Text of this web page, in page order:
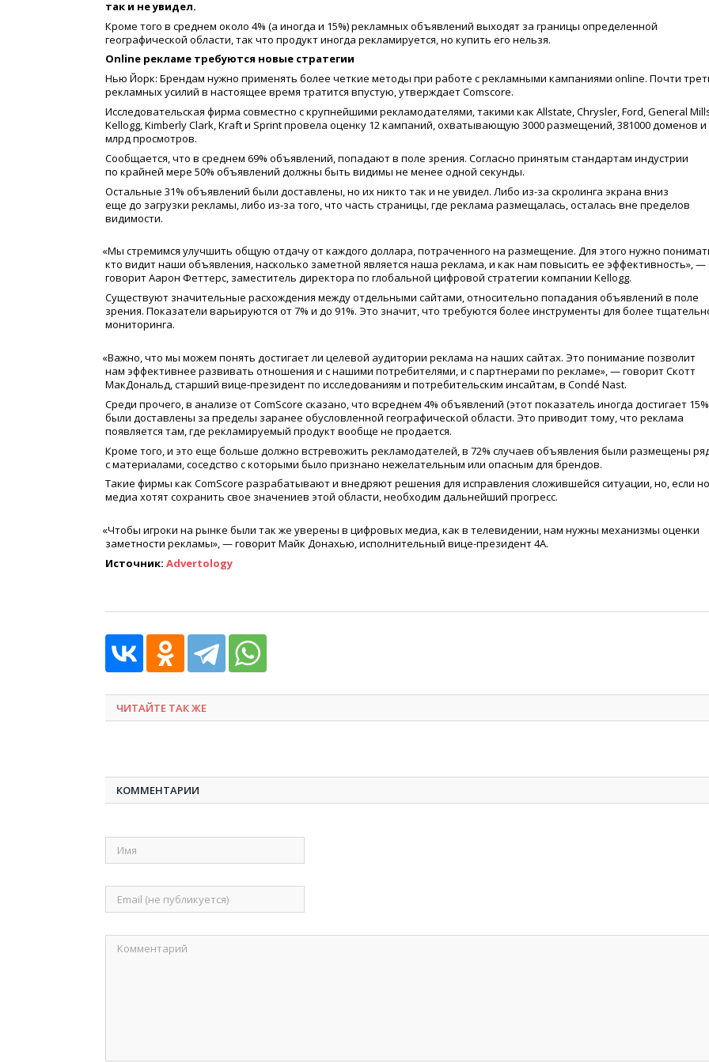
так и не увидел.
Кроме того в среднем около 4% (а иногда и 15%) рекламных объявлений выходят за границы определенной
географической области, так что продукт иногда рекламируется, но купить его нельзя.
Оnline рекламе требуются новые стратегии
Нью Йорк: Брендам нужно применять более четкие методы при работе с рекламными кампаниями online. Почти
рекламных усилий в настоящее время тратится впустую, утверждает Comscore.
Исследовательская фирма совместно с крупнейшими рекламодателями, такими как Allstate, Chrysler, Ford, General
Kellogg, Kimberly Clark, Kraft и Sprint провела оценку 12 кампаний, охватывающую 3000 размещений, 381000 доменов и
млрд просмотров.
Сообщается, что в среднем 69% объявлений, попадают в поле зрения. Согласно принятым стандартам индустрии
по крайней мере 50% объявлений должны быть видимы не менее одной секунды.
Остальные 31% объявлений были доставлены, но их никто так и не увидел. Либо из-за скролинга экрана вниз
еще до загрузки рекламы, либо из-за того, что часть страницы, где реклама размещалась, осталась вне пределов
видимости.
«Мы стремимся улучшить общую отдачу от каждого доллара, потраченного на размещение. Для этого нужно
кто видит наши объявления, насколько заметной является наша реклама, и как нам повысить ее эффективность», —
говорит Аарон Феттерс, заместитель директора по глобальной цифровой стратегии компании Kellogg.
Существуют значительные расхождения между отдельными сайтами, относительно попадания объявлений в поле
зрения. Показатели варьируются от 7% и до 91%. Это значит, что требуются более инструменты для более
мониторинга.
«Важно, что мы можем понять достигает ли целевой аудитории реклама на наших сайтах. Это понимание позволит
нам эффективнее развивать отношения и с нашими потребителями, и с партнерами по рекламе», — говорит Скотт
МакДональд, старший вице-президент по исследованиям и потребительским инсайтам, в Condé Nast.
Среди прочего, в анализе от ComScore сказано, что всреднем 4% объявлений (этот показатель иногда достигает
были доставлены за пределы заранее обусловленной географической области. Это приводит тому, что реклама
появляется там, где рекламируемый продукт вообще не продается.
Кроме того, и это еще больше должно встревожить рекламодателей, в 72% случаев объявления были размещены
с материалами, соседство с которыми было признано нежелательным или опасным для брендов.
Такие фирмы как ComScore разрабатывают и внедряют решения для исправления сложившейся ситуации, но, если
медиа хотят сохранить свое значениев этой области, необходим дальнейший прогресс.
«Чтобы игроки на рынке были так же уверены в цифровых медиа, как в телевидении, нам нужны механизмы оценки
заметности рекламы», — говорит Майк Донахью, исполнительный вице-президент 4А.
Источник: Advertology
ЧИТАЙТЕ ТАК ЖЕ
КОММЕНТАРИИ